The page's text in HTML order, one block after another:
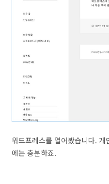
워드프레스를 열어봤습니다.
에는 충분하죠.